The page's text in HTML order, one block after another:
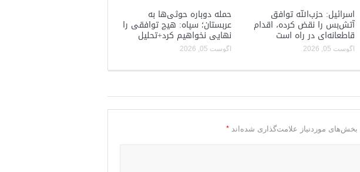
اسرائیل: حزب‌الله توافق
آتش‌بس را نقض کرده، اقدام
قاطعانه‌ای در راه است
آگوست 05, 2026
حمله دوباره حوثی‌ها به
عربستان؛ سپاه: هیچ توافقی را
نهایی نخواهیم کرد+تحلیل
آگوست 05, 2026
بخش‌های موردنیاز علامت‌گذاری شده‌اند *